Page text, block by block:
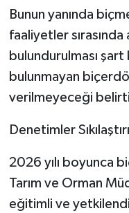
Bunun yanında
faaliyetler
bulundurulması
bulunmayan
verilmeyeceği
Denetimler
2026 yılı boyunca
Tarım ve Orman
eğitimli ve